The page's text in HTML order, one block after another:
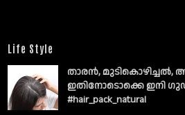
Life Style
താരൻ, മുടികൊഴിച്ചൽ,
ഇതിനോടൊക്കെ ഇനി
#hair_pack_natural